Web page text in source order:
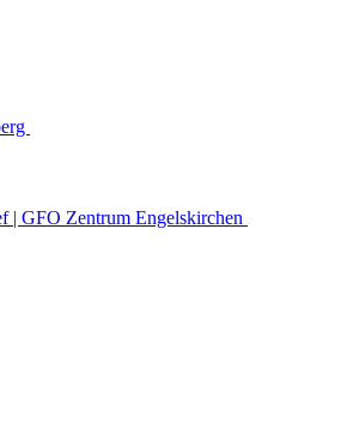
| GFO Zentrum Engelskirchen